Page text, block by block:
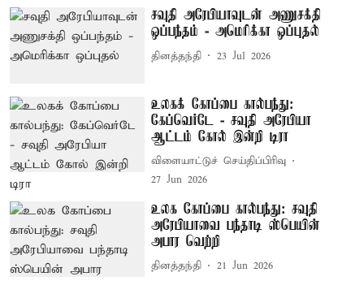
சவுதி அரேபியாவுடன் அணுசக்தி
ஒப்பந்தம் - அமெரிக்கா ஒப்புதல்
தினத்தந்தி 23 Jul 2026
உலகக் கோப்பை கால்பந்து:
கேப்வெர்டே - சவுதி அரேபியா
ஆட்டம் கோல் இன்றி டிரா
விளையாட்டுச் செய்திப்பிரிவு
27 Jun 2026
உலக கோப்பை கால்பந்து: சவுதி
அரேபியாவை பந்தாடி ஸ்பெயின்
அபார வெற்றி
தினத்தந்தி 21 Jun 2026